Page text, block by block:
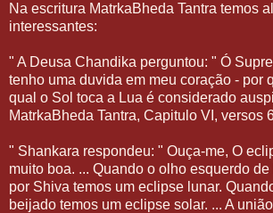
Na escritura MatrkaBheda Tantra temos
interessantes:
" A Deusa Chandika perguntou: " Ó
tenho uma duvida em meu coração - por
qual o Sol toca a Lua é considerado
MatrkaBheda Tantra, Capitulo VI, versos
" Shankara respondeu: " Ouça-me, O
muito boa. ... Quando o olho esquerdo
por Shiva temos um eclipse lunar.
beijado temos um eclipse solar. ... A